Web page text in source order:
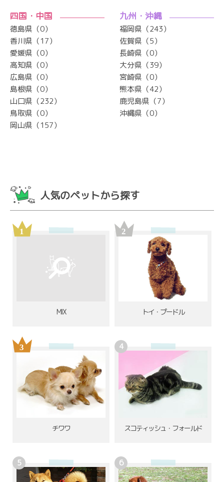
四国・中国
徳島県（0）
香川県（17）
愛媛県（0）
高知県（0）
広島県（0）
島根県（0）
山口県（232）
鳥取県（0）
岡山県（157）
九州・沖縄
福岡県（243）
佐賀県（5）
長崎県（0）
大分県（39）
宮崎県（0）
熊本県（42）
鹿児島県（7）
沖縄県（0）
人気のペットから探す
MIX トイ・プードル
チワワ スコティッシュ・フォールド